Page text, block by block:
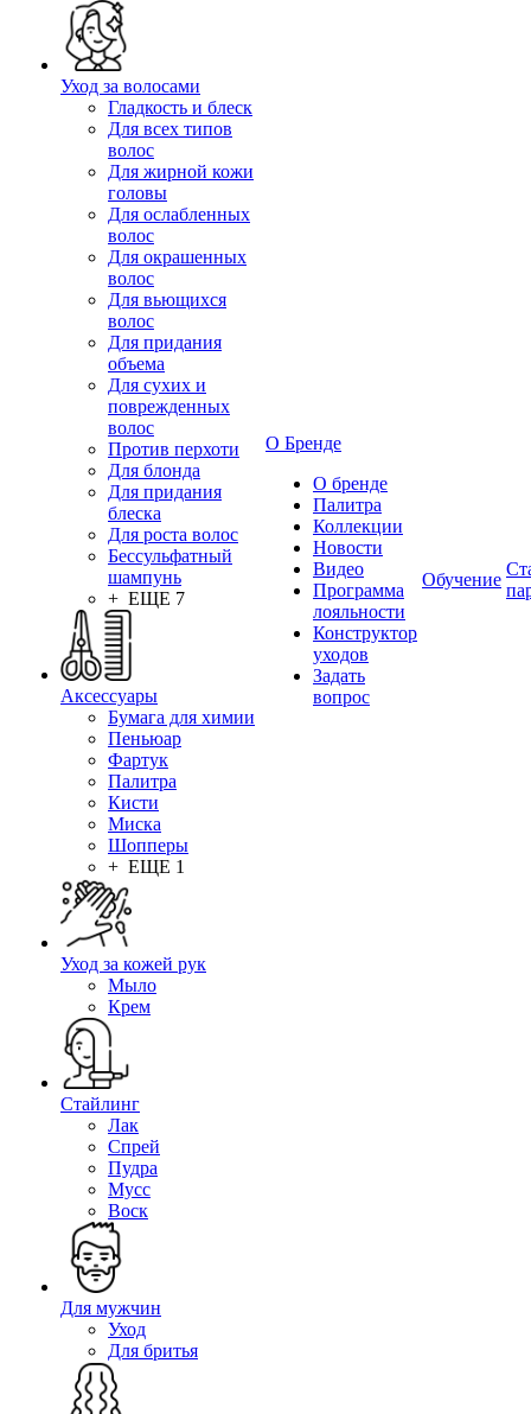
Уход за волосами
Гладкость и блеск
Для всех типов
волос
Для жирной кожи
головы
Для ослабленных
волос
Для окрашенных
волос
Для вьющихся
волос
Для придания
объема
Для сухих и
поврежденных
волос
Против перхоти
Для блонда
Для придания
блеска
Для роста волос
Бессульфатный
шампунь
+ ЕЩЕ 7
Аксессуары
Бумага для химии
Пеньюар
Фартук
Палитра
Кисти
Миска
Шопперы
+ ЕЩЕ 1
Уход за кожей рук
Мыло
Крем
Стайлинг
Лак
Спрей
Пудра
Мусс
Воск
Для мужчин
Уход
Для бритья
О Бренде
О бренде
Палитра
Коллекции
Новости
Видео
Программа
лояльности
Конструктор
уходов
Задать
вопрос
Обучение